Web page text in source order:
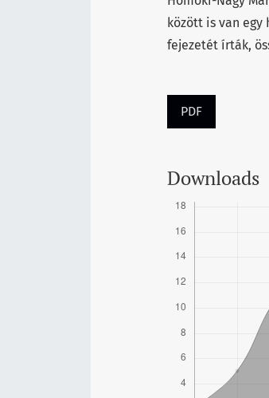
között is van egy
fejezetét írták,
PDF
Downloads